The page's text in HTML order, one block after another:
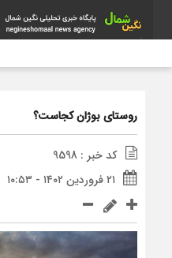
روستای بوژان کجاست؟
کد خبر : 9598
۲۱ فروردین ۱۴۰۲ - ۱۰:۵۳